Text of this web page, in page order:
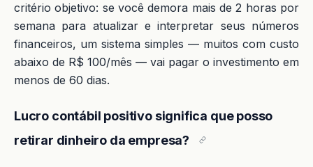
critério objetivo: se você demora mais de 2 horas por
semana para atualizar e interpretar seus números
financeiros, um sistema simples — muitos com custo
abaixo de R$ 100/mês — vai pagar o investimento em
menos de 60 dias.
Lucro contábil positivo significa que posso
retirar dinheiro da empresa?